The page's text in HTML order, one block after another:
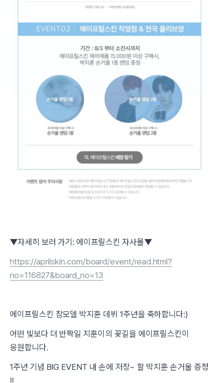
▼자세히 보러 가기: 에이프릴스킨 자사몰▼
https://aprilskin.com/board/event/read.html?
no=116827&board_no=13
에이프릴스킨 참모델 박지훈 데뷔 1주년을 축하합니다:)
어떤 빛보다 더 반짝일 지훈이의 꽃길을 에이프릴스킨이
응원합니다.
1주년 기념 BIG EVENT 내 손에 저장~ 할 박지훈 손거울 증정
!!